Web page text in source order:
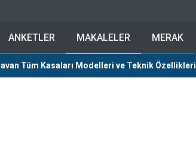
ANKETLER MAKALELER MERAK
Tüm Kasaları Modelleri ve Teknik Özellikleri